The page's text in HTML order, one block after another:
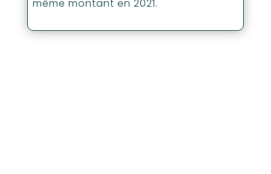
même montant en 2021.